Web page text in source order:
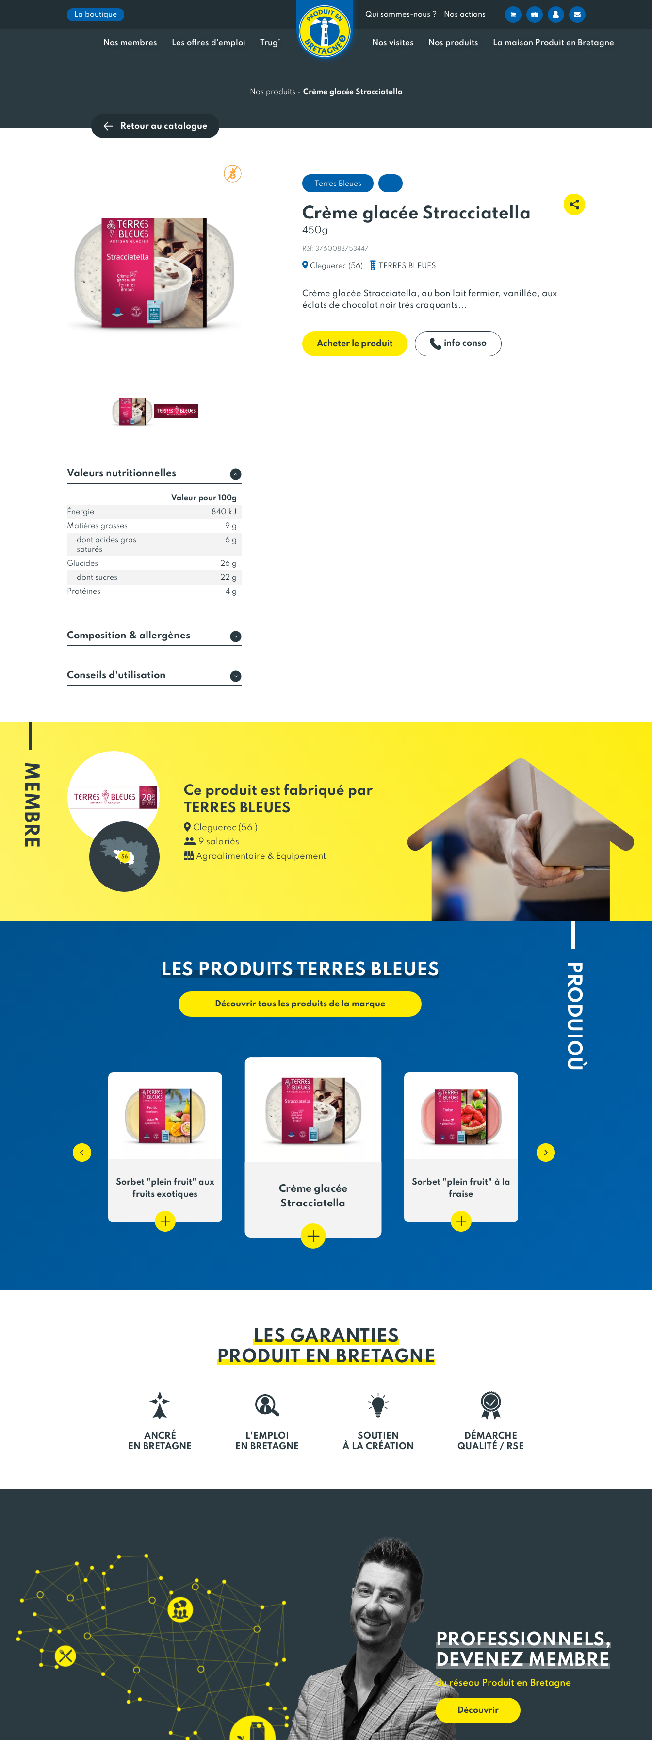
La boutique Qui sommes-nous ? Nos actions
Nos membres Les offres d’emploi Trug’ Nos visites Nos produits La maison Produit en Bretagne
Nos produits - Crème glacée Stracciatella
Retour au catalogue
Valeurs nutritionnelles
Valeur pour 100g
Énergie
840 kJ
Matières grasses
9 g
dont acides gras
saturés
6 g
Glucides
26 g
dont sucres
22 g
Protéines
4 g
Composition & allergènes
Conseils d'utilisation
Terres Bleues
Crème glacée Stracciatella
450g
Réf: 3760088753447
Cleguerec (56) TERRES BLEUES
Crème glacée Stracciatella, au bon lait fermier, vanillée, aux
éclats de chocolat noir très craquants...
Acheter le produit info conso
MEMBRE
Ce produit est fabriqué par
TERRES BLEUES
Cleguerec (56 )
9 salariés
Agroalimentaire & Equipement
PRODUIOÙ
LES PRODUITS TERRES BLEUES
Découvrir tous les produits de la marque
Sorbet "plein fruit" aux
fruits exotiques
Crème glacée
Stracciatella
Sorbet "plein fruit" à la
fraise
LES GARANTIES
PRODUIT EN BRETAGNE
ANCRÉ
EN BRETAGNE
L'EMPLOI
EN BRETAGNE
SOUTIEN
À LA CRÉATION
DÉMARCHE
QUALITÉ / RSE
PROFESSIONNELS,
DEVENEZ MEMBRE
du réseau Produit en Bretagne
Découvrir